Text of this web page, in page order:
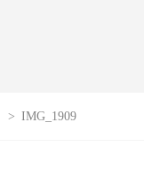
> IMG_1909